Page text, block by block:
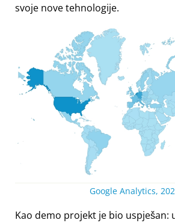
svoje nove tehnologije.
Google Analytics,
Kao demo projekt je bio uspješan: